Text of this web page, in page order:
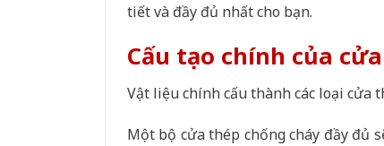
tiết và đầy đủ nhất cho bạn.
Cấu tạo chính của
Vật liệu chính cấu thành các loại cửa
Một bộ cửa thép chống cháy đầy đủ